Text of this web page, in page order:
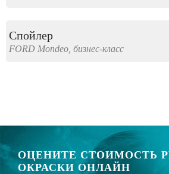
Спойлер
FORD Mondeo, бизнес-класс
ОЦЕНИТЕ СТОИМОСТЬ
ОКРАСКИ ОНЛАЙН